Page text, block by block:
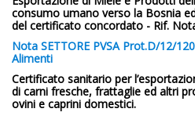
consumo umano verso la Bosnia
del certificato concordato - Rif.
Nota SETTORE PVSA Prot.D/12/
Alimenti
Certificato sanitario per
di carni fresche, frattaglie ed altri
ovini e caprini domestici.